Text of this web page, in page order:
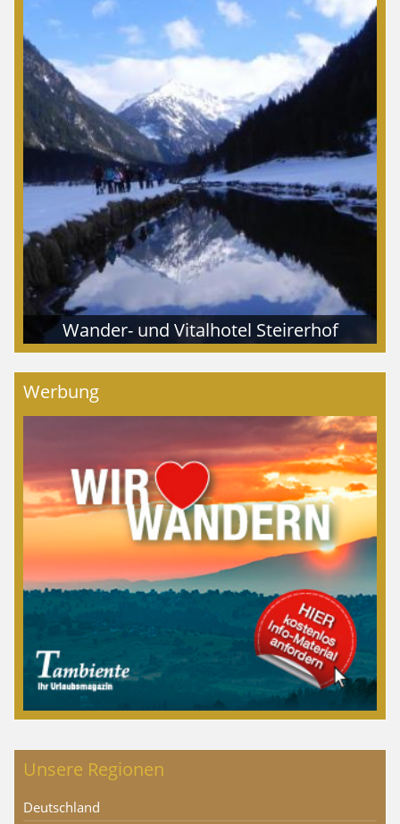
Wander- und Vitalhotel Steirerhof
Werbung
Unsere Regionen
Deutschland